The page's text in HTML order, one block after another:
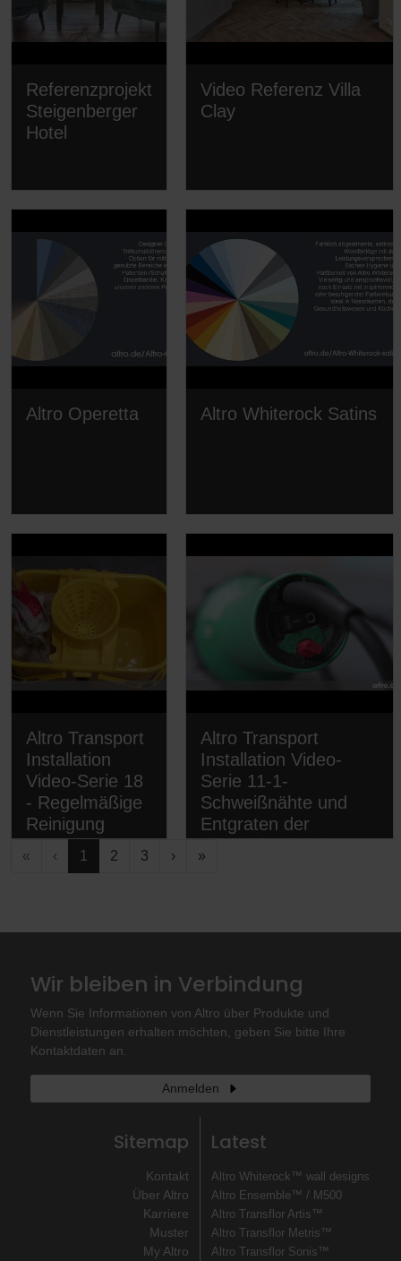
Referenzprojekt
Steigenberger
Hotel
Video Referenz Villa
Clay
Altro Operetta Altro Whiterock Satins
Altro Transport
Installation
Video-Serie 18
- Regelmäßige
Reinigung
Altro Transport
Installation Video-
Serie 11-1-
Schweißnähte und
Entgraten der
« ‹ 1 2 3 › »
Wir bleiben in Verbindung
Wenn Sie Informationen von Altro über Produkte und
Dienstleistungen erhalten möchten, geben Sie bitte Ihre
Kontaktdaten an.
Anmelden
Sitemap
Kontakt
Über Altro
Karriere
Muster
My Altro
Latest
Altro Whiterock™ wall designs
Altro Ensemble™ / M500
Altro Transflor Artis™
Altro Transflor Metris™
Altro Transflor Sonis™